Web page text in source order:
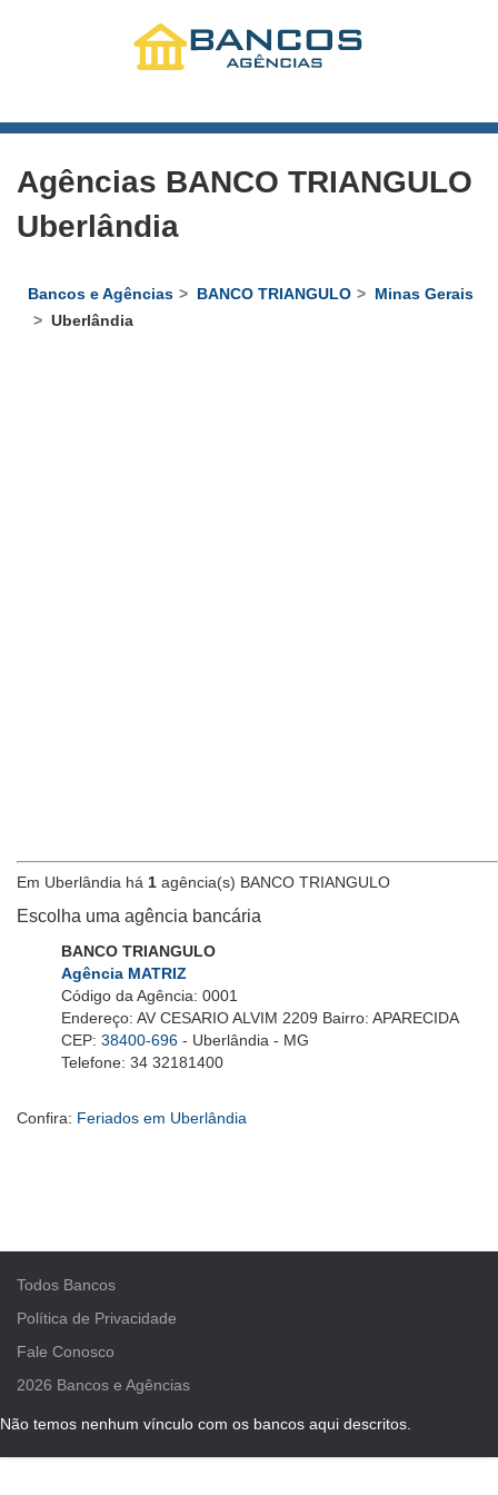
Agências BANCO TRIANGULO
Uberlândia
Bancos e Agências BANCO TRIANGULO
Minas Gerais
Uberlândia
Em Uberlândia há 1 agência(s) BANCO TRIANGULO
Escolha uma agência bancária
BANCO TRIANGULO
Agência MATRIZ
Código da Agência: 0001
Endereço: AV CESARIO ALVIM 2209 Bairro: APARECIDA
CEP: 38400-696 - Uberlândia - MG
Telefone: 34 32181400
Confira: Feriados em Uberlândia
Todos Bancos
Política de Privacidade
Fale Conosco
2026 Bancos e Agências
Não temos nenhum vínculo com os bancos aqui descritos.